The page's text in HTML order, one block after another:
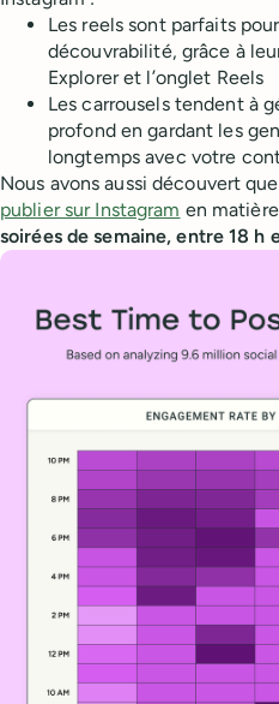
Les reels sont parfaits
découvrabilité, grâce à
Explorer et l’onglet Reels
Les carrousels tendent à
profond en gardant les
longtemps avec votre
Nous avons aussi découvert
publier sur Instagram en
soirées de semaine, entre 18 h